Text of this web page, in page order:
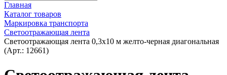
Главная
Каталог товаров
Маркировка транспорта
Светоотражающая лента
Светоотражающая лента 0,3х10 м желто-черная диагональная
(Арт.: 12661)